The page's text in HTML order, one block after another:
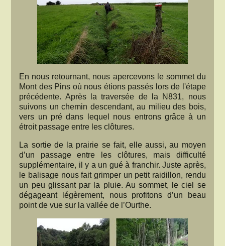
En nous retournant, nous apercevons le sommet du
Mont des Pins où nous étions passés lors de l'étape
précédente. Après la traversée de la N831, nous
suivons un chemin descendant, au milieu des bois,
vers un pré dans lequel nous entrons grâce à un
étroit passage entre les clôtures.
La sortie de la prairie se fait, elle aussi, au moyen
d’un passage entre les clôtures, mais difficulté
supplémentaire, il y a un gué à franchir. Juste après,
le balisage nous fait grimper un petit raidillon, rendu
un peu glissant par la pluie. Au sommet, le ciel se
dégageant légèrement, nous profitons d’un beau
point de vue sur la vallée de l’Ourthe.